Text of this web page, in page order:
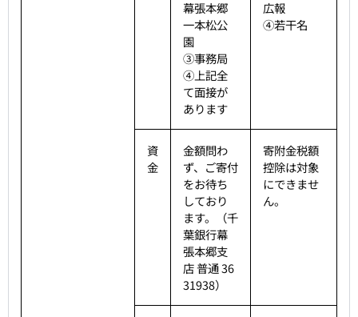
幕張本郷
一本松公
園
③事務局
④上記全
て面接が
あります
広報
④若干名
資
金
金額問わ
ず、ご寄付
をお待ち
しており
ます。（千
葉銀行幕
張本郷支
店 普通 36
31938）
寄附金税額
控除は対象
にできませ
ん。